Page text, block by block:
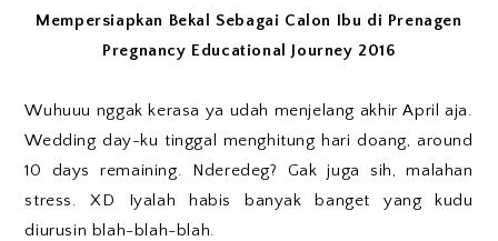
Mempersiapkan Bekal Sebagai Calon Ibu di Prenagen
Pregnancy Educational Journey 2016
Wuhuuu nggak kerasa ya udah menjelang akhir April aja.
Wedding day-ku tinggal menghitung hari doang, around
10 days remaining. Nderedeg? Gak juga sih, malahan
stress. XD Iyalah habis banyak banget yang kudu
diurusin blah-blah-blah.